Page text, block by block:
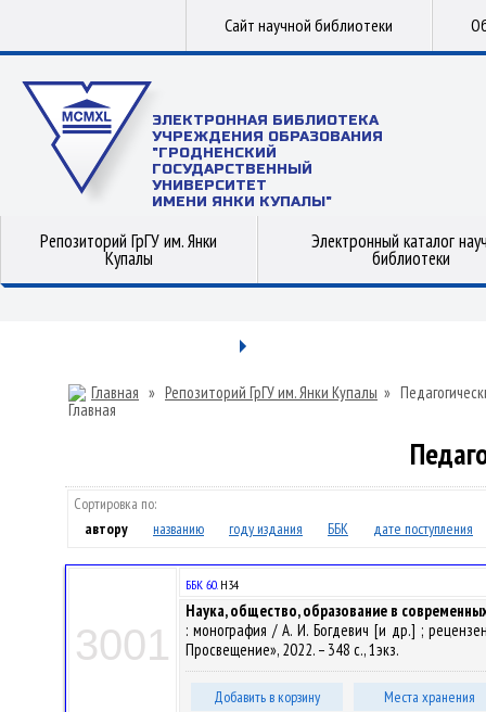
Сайт научной библиотеки
ЭЛЕКТРОННАЯ БИБЛИОТЕКА
УЧРЕЖДЕНИЯ ОБРАЗОВАНИЯ
"ГРОДНЕНСКИЙ
ГОСУДАРСТВЕННЫЙ
УНИВЕРСИТЕТ
ИМЕНИ ЯНКИ КУПАЛЫ"
Репозиторий ГрГУ им. Янки
Купалы
Электронный каталог
библиотеки
Главная » Репозиторий ГрГУ им. Янки Купалы »
Сортировка по:
автору
названию году издания ББК дате поступления
3001
ББК 60.Н34
Наука, общество, образование в
: монография / А. И. Богдевич [и др.] ;
Просвещение», 2022. – 348 с., 1экз.
Добавить в корзину Места хранения